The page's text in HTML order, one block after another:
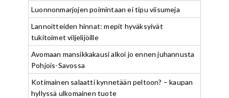
Luonnonmarjojen poimintaan ei tipu viisumeja
Lannoitteiden hinnat: mepit hyväksyivät
tukitoimet viljelijöille
Avomaan mansikkakausi alkoi jo ennen juhannusta
Pohjois-Savossa
Kotimainen salaatti kynnetään peltoon? – kaupan
hyllyssä ulkomainen tuote